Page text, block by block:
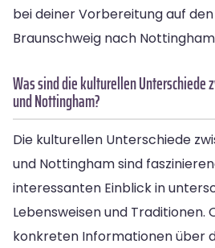
bei deiner Vorbereitung auf
Braunschweig nach
Was sind die kulturellen Unterschiede
und Nottingham?
Die kulturellen Unterschiede
und Nottingham sind
interessanten Einblick in
Lebensweisen und Traditionen.
konkreten Informationen über